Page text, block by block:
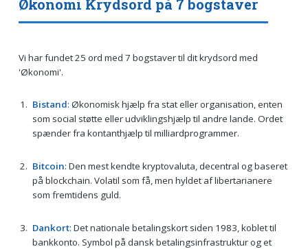
Økonomi Krydsord på 7 bogstaver
Vi har fundet 25 ord med 7 bogstaver til dit krydsord med
'Økonomi'.
Bistand: Økonomisk hjælp fra stat eller organisation, enten
som social støtte eller udviklingshjælp til andre lande. Ordet
spænder fra kontanthjælp til milliardprogrammer.
Bitcoin: Den mest kendte kryptovaluta, decentral og baseret
på blockchain. Volatil som få, men hyldet af libertarianere
som fremtidens guld.
Dankort: Det nationale betalingskort siden 1983, koblet til
bankkonto. Symbol på dansk betalingsinfrastruktur og et